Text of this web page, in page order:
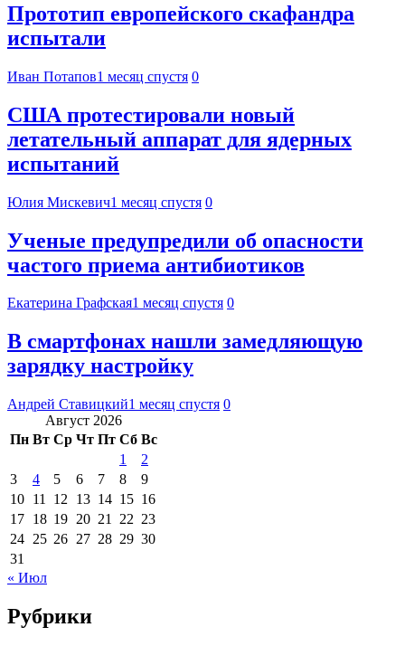
Прототип европейского скафандра
испытали
Иван Потапов1 месяц спустя 0
США протестировали новый
летательный аппарат для ядерных
испытаний
Юлия Мискевич1 месяц спустя 0
Ученые предупредили об опасности
частого приема антибиотиков
Екатерина Графская1 месяц спустя 0
В смартфонах нашли замедляющую
зарядку настройку
Андрей Ставицкий1 месяц спустя 0
Август 2026
Пн Вт Ср Чт Пт Сб Вс
1
2
3
4 5 6 7 8
9
10 11 12 13 14 15 16
17 18 19 20 21 22 23
24 25 26 27 28 29 30
31
« Июл
Рубрики